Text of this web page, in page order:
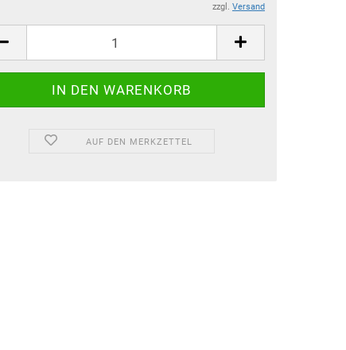
zzgl. Versand
AUF DEN MERKZETTEL